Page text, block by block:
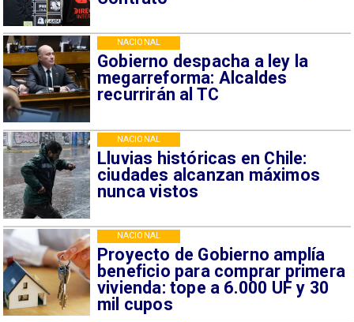
Gobierno despacha a ley la
megarreforma: Alcaldes
recurrirán al TC
NACIONAL
Lluvias históricas en Chile:
ciudades alcanzan máximos
nunca vistos
NACIONAL
Proyecto de Gobierno amplía
beneficio para comprar primera
vivienda: tope a 6.000 UF y 30
mil cupos
NACIONAL